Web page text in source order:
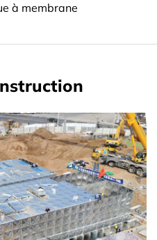
à membrane